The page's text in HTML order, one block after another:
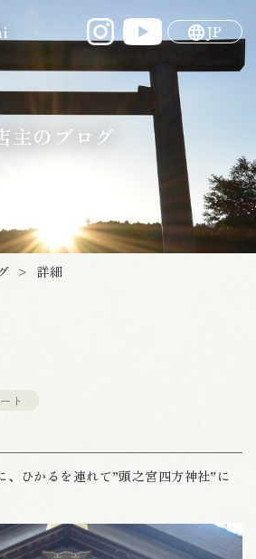
JP
主のブログ
> 詳細
ト
、ひかるを連れて”頭之宮四方神社”に